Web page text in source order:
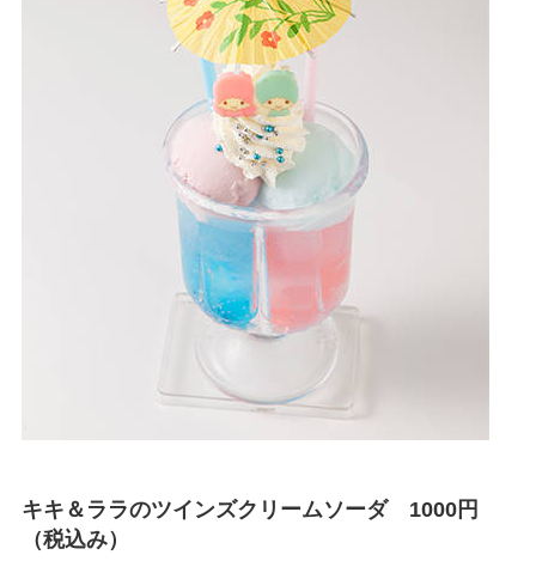
キキ＆ララのツインズクリームソーダ 1000円
（税込み）